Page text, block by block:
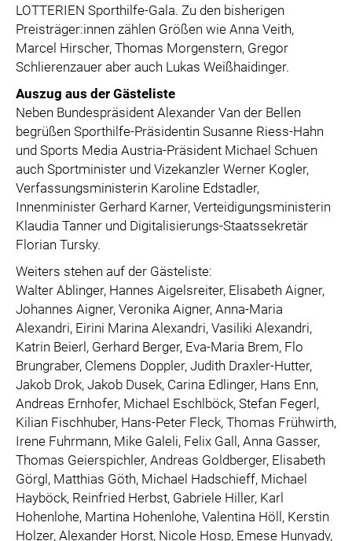
LOTTERIEN Sporthilfe-Gala. Zu den bisherigen
Preisträger:innen zählen Größen wie Anna Veith,
Marcel Hirscher, Thomas Morgenstern, Gregor
Schlierenzauer aber auch Lukas Weißhaidinger.
Auszug aus der Gästeliste
Neben Bundespräsident Alexander Van der Bellen
begrüßen Sporthilfe-Präsidentin Susanne Riess-Hahn
und Sports Media Austria-Präsident Michael Schuen
auch Sportminister und Vizekanzler Werner Kogler,
Verfassungsministerin Karoline Edstadler,
Innenminister Gerhard Karner, Verteidigungsministerin
Klaudia Tanner und Digitalisierungs-Staatssekretär
Florian Tursky.
Weiters stehen auf der Gästeliste:
Walter Ablinger, Hannes Aigelsreiter, Elisabeth Aigner,
Johannes Aigner, Veronika Aigner, Anna-Maria
Alexandri, Eirini Marina Alexandri, Vasiliki Alexandri,
Katrin Beierl, Gerhard Berger, Eva-Maria Brem, Flo
Brungraber, Clemens Doppler, Judith Draxler-Hutter,
Jakob Drok, Jakob Dusek, Carina Edlinger, Hans Enn,
Andreas Ernhofer, Michael Eschlböck, Stefan Fegerl,
Kilian Fischhuber, Hans-Peter Fleck, Thomas Frühwirth,
Irene Fuhrmann, Mike Galeli, Felix Gall, Anna Gasser,
Thomas Geierspichler, Andreas Goldberger, Elisabeth
Görgl, Matthias Göth, Michael Hadschieff, Michael
Hayböck, Reinfried Herbst, Gabriele Hiller, Karl
Hohenlohe, Martina Hohenlohe, Valentina Höll, Kerstin
Holzer, Alexander Horst, Nicole Hosp, Emese Hunyady,